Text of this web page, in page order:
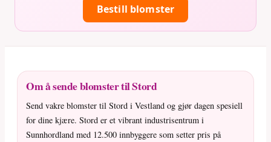
Bestill blomster
Om å sende blomster til Stord
Send vakre blomster til Stord i Vestland og gjør dagen spesiell
for dine kjære. Stord er et vibrant industrisentrum i
Sunnhordland med 12.500 innbyggere som setter pris på